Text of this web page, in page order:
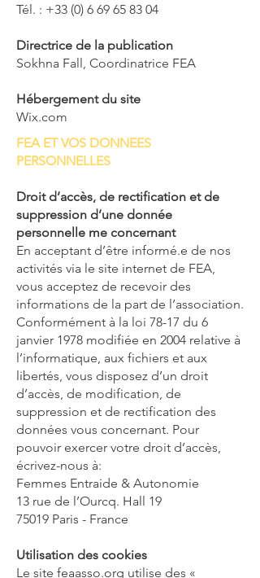
Tél. : +33 (0) 6 69 65 83 04
Directrice de la publication
Sokhna Fall, Coordinatrice FEA
Hébergement du site
Wix.com
FEA ET VOS DONNEES
PERSONNELLES
Droit d’accès, de rectification et de
suppression d’une donnée
personnelle me concernant
En acceptant d’être informé.e de nos
activités via le site internet de FEA,
vous acceptez de recevoir des
informations de la part de l’association.
Conformément à la loi 78-17 du 6
janvier 1978 modifiée en 2004 relative à
l’informatique, aux fichiers et aux
libertés, vous disposez d’un droit
d’accès, de modification, de
suppression et de rectification des
données vous concernant. Pour
pouvoir exercer votre droit d’accès,
écrivez-nous à:
Femmes Entraide & Autonomie
13 rue de l’Ourcq. Hall 19
75019 Paris - France
Utilisation des cookies
Le site feaasso.org utilise des «